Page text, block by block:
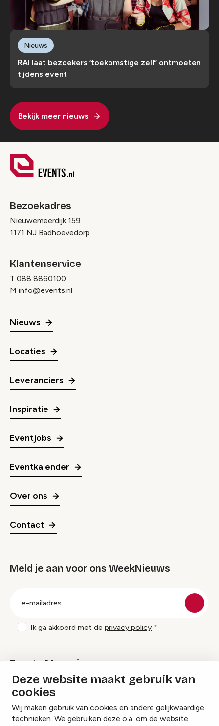
Deze website maakt gebruik van
cookies
Wij maken gebruik van cookies en andere gelijkwaardige
technieken. We gebruiken deze o.a. om de website
RAI laat bezoekers ‘toekomstige zelf’ ontmoeten
tijdens event
Nieuws
Bekijk meer nieuws
Bezoekadres
Nieuwemeerdijk 159
1171 NJ Badhoevedorp
Klantenservice
T 088 8860100
M info@events.nl
Nieuws
Locaties
Leveranciers
Inspiratie
Eventjobs
Eventkalender
Over ons
Contact
Meld je aan voor ons WeekNieuws
Ik ga akkoord met de privacy policy
Events Magazine
Ik ontvang graag Events Magazine